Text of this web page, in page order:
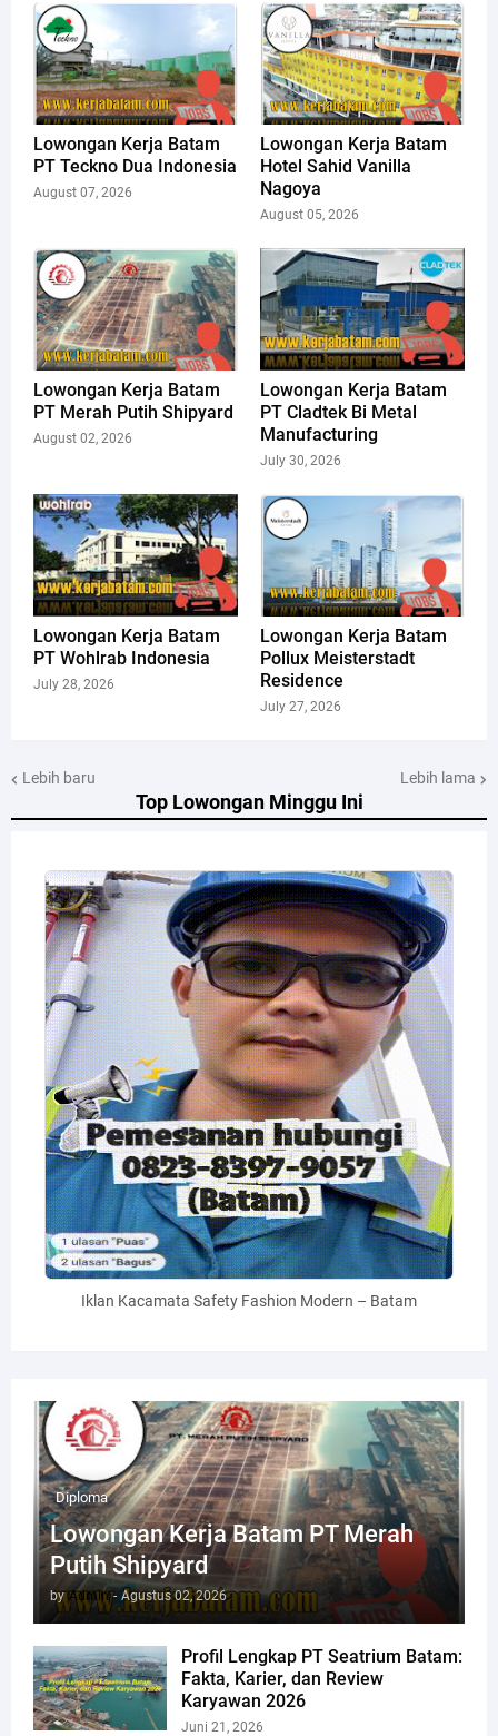
Top Lowongan Minggu Ini
Iklan Kacamata Safety Fashion Modern – Batam
Diploma
Lowongan Kerja Batam PT Merah
Putih Shipyard
by Admin - Agustus 02, 2026
Profil Lengkap PT Seatrium Batam:
Fakta, Karier, dan Review
Karyawan 2026
Juni 21, 2026
Lowongan Kerja Batam
PT Teckno Dua Indonesia
August 07, 2026
Lowongan Kerja Batam
Hotel Sahid Vanilla
Nagoya
August 05, 2026
Lowongan Kerja Batam
PT Merah Putih Shipyard
August 02, 2026
Lowongan Kerja Batam
PT Cladtek Bi Metal
Manufacturing
July 30, 2026
Lowongan Kerja Batam
PT Wohlrab Indonesia
July 28, 2026
Lowongan Kerja Batam
Pollux Meisterstadt
Residence
July 27, 2026
Lebih baru Lebih lama